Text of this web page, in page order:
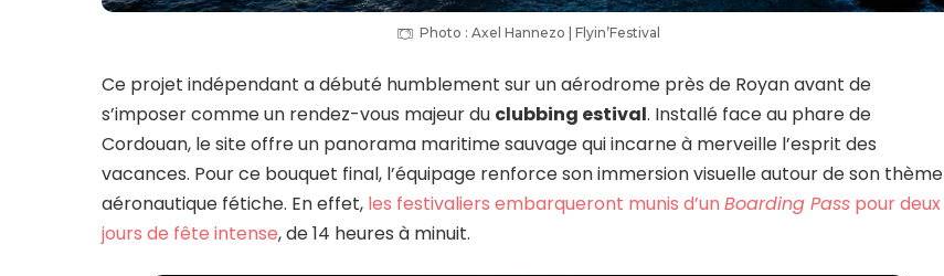
Photo : Axel Hannezo | Flyin’Festival
Ce projet indépendant a débuté humblement sur un aérodrome près de Royan avant de
s’imposer comme un rendez-vous majeur du clubbing estival. Installé face au phare de
Cordouan, le site offre un panorama maritime sauvage qui incarne à merveille l’esprit des
vacances. Pour ce bouquet final, l’équipage renforce son immersion visuelle autour de son thème
aéronautique fétiche. En effet, les festivaliers embarqueront munis d’unBoarding Pass pour deux
jours de fête intense, de 14 heures à minuit.